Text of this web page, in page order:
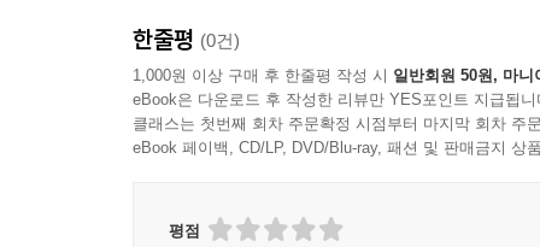
한줄평 (0건)
1,000원 이상 구매 후 한줄평 작성 시 일반회원 50원, 마니
eBook은 다운로드 후 작성한 리뷰만 YES포인트 지급됩니
클래스는 첫번째 회차 주문확정 시점부터 마지막 회차 주
eBook 페이백, CD/LP, DVD/Blu-ray, 패션 및 판매금지 상
평점